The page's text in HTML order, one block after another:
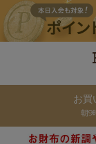
お買
朝9